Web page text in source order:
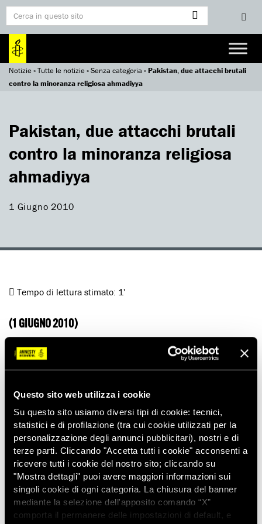
Questo sito web utilizza i cookie
Su questo sito usiamo diversi tipi di cookie: tecnici,
statistici e di profilazione (tra cui cookie utilizzati per la
personalizzazione degli annunci pubblicitari), nostri e di
terze parti. Cliccando "Accetta tutti i cookie" acconsenti a
ricevere tutti i cookie del nostro sito; cliccando su
"Mostra dettagli" puoi avere maggiori informazioni sui
singoli cookie di ogni categoria. La chiusura del banner
mediante la selezione dell'apposito comando “X”
comporta il permanere delle impostazioni di default, e
Notizie»Tutte le notizie»Senza categoria »Pakistan, due attacchi brutali
contro la minoranza religiosa ahmadiyya
Pakistan, due attacchi brutali
contro la minoranza religiosa
ahmadiyya
1 Giugno 2010
Tempo di lettura stimato: 1'
(1 GIUGNO 2010)
Amnesty International ha espresso dura condanna per il
duplice attacco, avvenuto venerdì 28 maggio a Lahore, contro
due moschee della minoranza religiosa ahmadiyya, in cui
L’organizzazione per i diritti umani ha chiesto al governo
pachistano di aprire un’inchiesta imparziale e indipendente e
rafforzare la protezione nei confronti dei fedeli ahmadi e dei
loro luoghi di culto.
L’ahmadiyya è il credo religioso degli ahmadi, un gruppo
islamico che viene però rifiutato da molti musulmani. Nel
1974, il parlamento pachistano ha introdotto una legge che
dichiara gli ahmadi non musulmani.
Gli attacchi ai luoghi di culto, unitamente alle cosiddette